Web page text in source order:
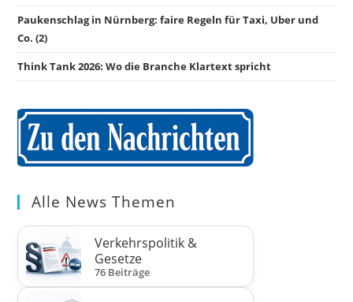
Paukenschlag in Nürnberg: faire Regeln für Taxi, Uber und
Co. (2)
Think Tank 2026: Wo die Branche Klartext spricht
Alle News Themen
Verkehrspolitik &
Gesetze
76 Beiträge